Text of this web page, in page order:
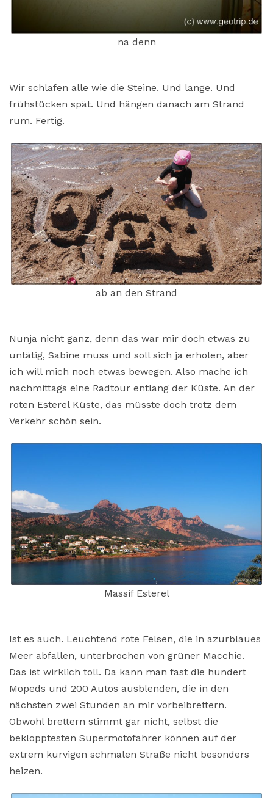
na denn
Wir schlafen alle wie die Steine. Und lange. Und
frühstücken spät. Und hängen danach am Strand
rum. Fertig.
ab an den Strand
Nunja nicht ganz, denn das war mir doch etwas zu
untätig, Sabine muss und soll sich ja erholen, aber
ich will mich noch etwas bewegen. Also mache ich
nachmittags eine Radtour entlang der Küste. An der
roten Esterel Küste, das müsste doch trotz dem
Verkehr schön sein.
Massif Esterel
Ist es auch. Leuchtend rote Felsen, die in azurblaues
Meer abfallen, unterbrochen von grüner Macchie.
Das ist wirklich toll. Da kann man fast die hundert
Mopeds und 200 Autos ausblenden, die in den
nächsten zwei Stunden an mir vorbeibrettern.
Obwohl brettern stimmt gar nicht, selbst die
beklopptesten Supermotofahrer können auf der
extrem kurvigen schmalen Straße nicht besonders
heizen.